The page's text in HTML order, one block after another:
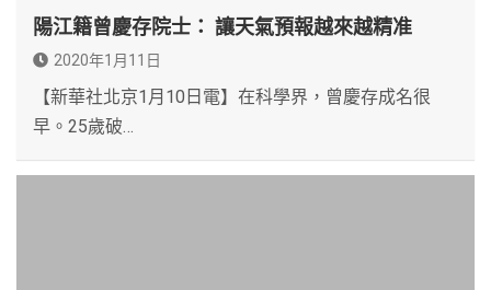
陽江籍曾慶存院士： 讓天氣預報越來越精准
2020年1月11日
【新華社北京1月10日電】在科學界，曾慶存成名很
早。25歲破…